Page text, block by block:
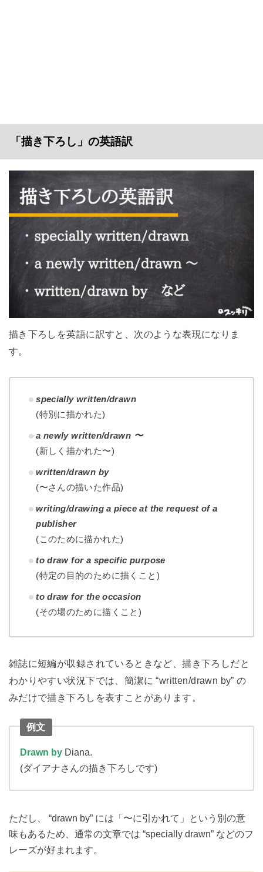
「描き下ろし」の英語訳
描き下ろしを英語に訳すと、次のような表現になりま
す。
specially written/drawn
(特別に描かれた)
a newly written/drawn 〜
(新しく描かれた〜)
written/drawn by
(〜さんの描いた作品)
writing/drawing a piece at the request of a
publisher
(このために描かれた)
to draw for a specific purpose
(特定の目的のために描くこと)
to draw for the occasion
(その場のために描くこと)
雑誌に短編が収録されているときなど、描き下ろしだと
わかりやすい状況下では、簡潔に “written/drawn by” の
みだけで描き下ろしを表すことがあります。
例文
Drawn byDiana.
(ダイアナさんの描き下ろしです)
ただし、 “drawn by” には「〜に引かれて」という別の意
味もあるため、通常の文章では “specially drawn” などのフ
レーズが好まれます。